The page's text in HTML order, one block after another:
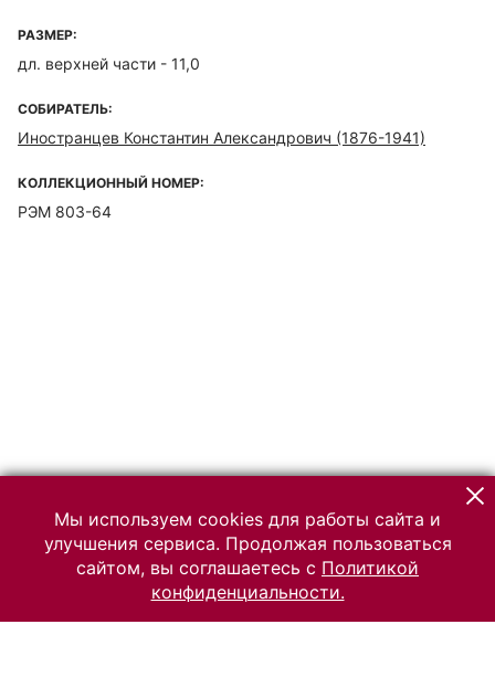
РАЗМЕР:
дл. верхней части - 11,0
СОБИРАТЕЛЬ:
Иностранцев Константин Александрович (1876-1941)
КОЛЛЕКЦИОННЫЙ НОМЕР:
РЭМ 803-64
Мы используем cookies для работы сайта и
улучшения сервиса. Продолжая пользоваться
сайтом, вы соглашаетесь с Политикой
конфиденциальности.